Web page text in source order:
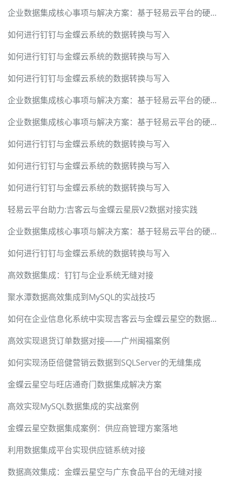
企业数据集成核心事项与解决方案：基于轻易云平台的硬核实践指南
如何进行钉钉与金蝶云系统的数据转换与写入
如何进行钉钉与金蝶云系统的数据转换与写入
如何进行钉钉与金蝶云系统的数据转换与写入
企业数据集成核心事项与解决方案：基于轻易云平台的硬核实践指南
企业数据集成核心事项与解决方案：基于轻易云平台的硬核实践指南
如何进行钉钉与金蝶云系统的数据转换与写入
如何进行钉钉与金蝶云系统的数据转换与写入
如何进行钉钉与金蝶云系统的数据转换与写入
轻易云平台助力:吉客云与金蝶云星辰V2数据对接实践
企业数据集成核心事项与解决方案：基于轻易云平台的硬核实践指南
如何进行钉钉与金蝶云系统的数据转换与写入
高效数据集成：钉钉与企业系统无缝对接
聚水潭数据高效集成到MySQL的实战技巧
如何在企业信息化系统中实现吉客云与金蝶云星空的数据无缝对接
高效实现退货订单数据对接——广州闽福案例
如何实现汤臣倍健营销云数据到SQLServer的无缝集成
金蝶云星空与旺店通奇门数据集成解决方案
高效实现MySQL数据集成的实战案例
金蝶云星空数据集成案例：供应商管理方案落地
利用数据集成平台实现供应链系统对接
数据高效集成：金蝶云星空与广东食品平台的无缝对接